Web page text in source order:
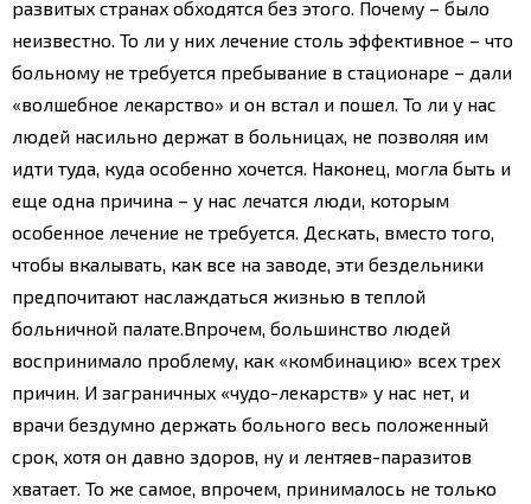
развитых странах обходятся без этого. Почему – было
неизвестно. То ли у них лечение столь эффективное – что
больному не требуется пребывание в стационаре – дали
«волшебное лекарство» и он встал и пошел. То ли у нас
людей насильно держат в больницах, не позволяя им
идти туда, куда особенно хочется. Наконец, могла быть и
еще одна причина – у нас лечатся люди, которым
особенное лечение не требуется. Дескать, вместо того,
чтобы вкалывать, как все на заводе, эти бездельники
предпочитают наслаждаться жизнью в теплой
больничной палате. Впрочем, большинство людей
воспринимало проблему, как «комбинацию» всех трех
причин. И заграничных «чудо-лекарств» у нас нет, и
врачи бездумно держать больного весь положенный
срок, хотя он давно здоров, ну и лентяев-паразитов
хватает. То же самое, впрочем, принималось не только